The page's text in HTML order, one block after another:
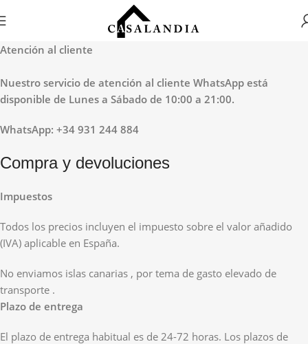
Atención al cliente
Nuestro servicio de atención al cliente WhatsApp está
disponible de Lunes a Sábado de 10:00 a 21:00.
WhatsApp: +34 931 244 884
Compra y devoluciones
Impuestos
Todos los precios incluyen el impuesto sobre el valor añadido
(IVA) aplicable en España.
No enviamos islas canarias , por tema de gasto elevado de
transporte .
Plazo de entrega
El plazo de entrega habitual es de 24-72 horas. Los plazos de